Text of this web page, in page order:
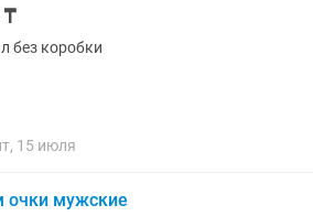
₸
без коробки
15 июля
очки мужские